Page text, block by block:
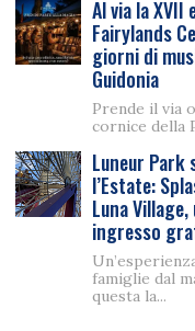
Al via la XVII
Fairylands
giorni di
Guidonia
Prende il via
cornice della
Luneur
l’Estate:
Luna
ingresso
famiglie dal
questa la...